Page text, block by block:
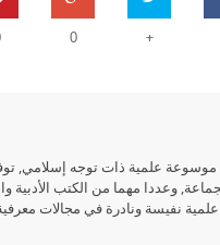
+
0
موسوعة علمية ذات توجه إسلامي,
وعددا مهما من الكتب الأدبية
نفيسة ونادرة في مجالات معرفية